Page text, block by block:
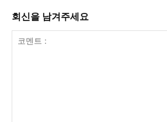
회신을 남겨주세요